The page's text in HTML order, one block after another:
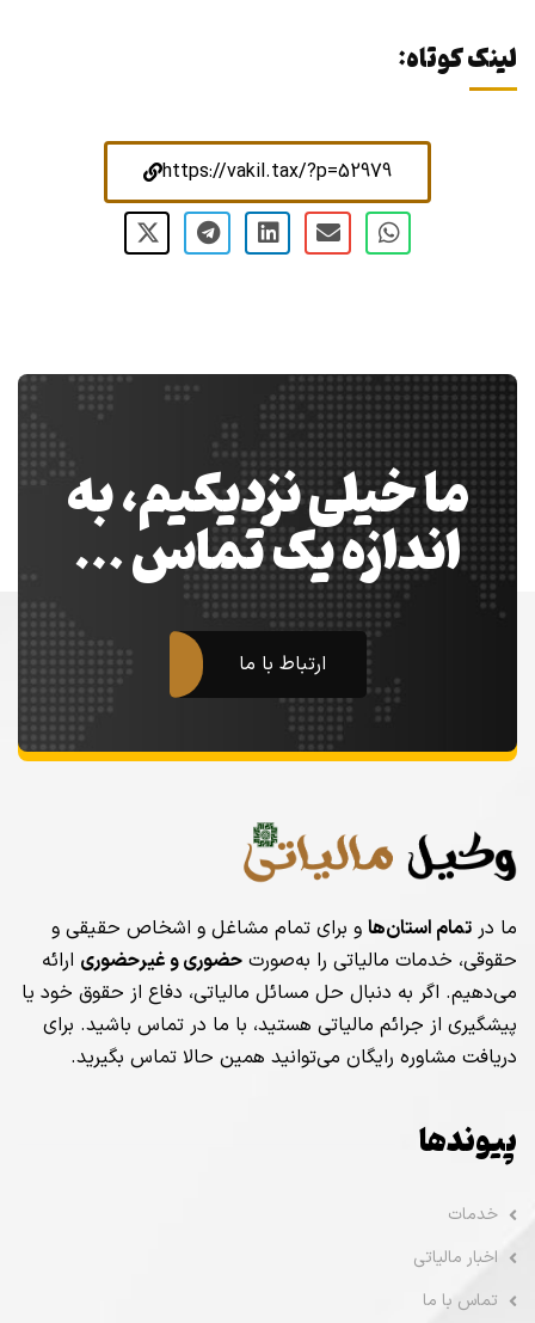
لینک کوتاه:
https://vakil.tax/?p=52979
ما خیلی نزدیکیم، به
اندازه یک تماس …
ارتباط با ما
ما در تمام استان‌ها و برای تمام مشاغل و اشخاص حقیقی و
حقوقی، خدمات مالیاتی را به‌صورت حضوری و غیرحضوری ارائه
می‌دهیم. اگر به دنبال حل مسائل مالیاتی، دفاع از حقوق خود یا
پیشگیری از جرائم مالیاتی هستید، با ما در تماس باشید. برای
دریافت مشاوره رایگان می‌توانید همین حالا تماس بگیرید.
پیوندها
خدمات
اخبار مالیاتی
تماس با ما